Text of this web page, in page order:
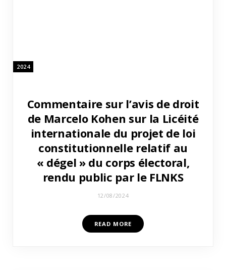
2024
Commentaire sur l’avis de droit
de Marcelo Kohen sur la Licéité
internationale du projet de loi
constitutionnelle relatif au
« dégel » du corps électoral,
rendu public par le FLNKS
12/08/2024
READ MORE